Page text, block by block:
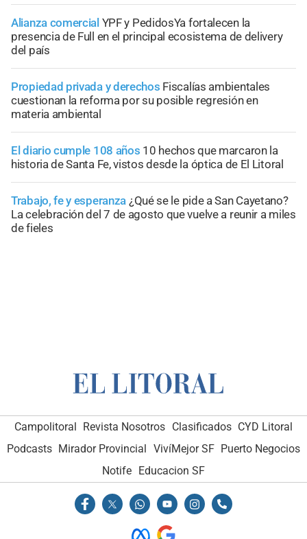
Alianza comercial YPF y PedidosYa fortalecen la
presencia de Full en el principal ecosistema de delivery
del país
Propiedad privada y derechos Fiscalías ambientales
cuestionan la reforma por su posible regresión en
materia ambiental
El diario cumple 108 años 10 hechos que marcaron la
historia de Santa Fe, vistos desde la óptica de El Litoral
Trabajo, fe y esperanza ¿Qué se le pide a San Cayetano?
La celebración del 7 de agosto que vuelve a reunir a miles
de fieles
Campolitoral Revista Nosotros Clasificados CYD Litoral
Podcasts Mirador Provincial VivíMejor SF Puerto Negocios
Notife Educacion SF